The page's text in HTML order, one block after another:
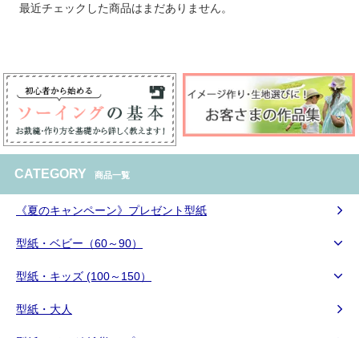
最近チェックした商品はまだありません。
CATEGORY 商品一覧
《夏のキャンペーン》プレゼント型紙
型紙・ベビー（60～90）
型紙・キッズ (100～150）
型紙・大人